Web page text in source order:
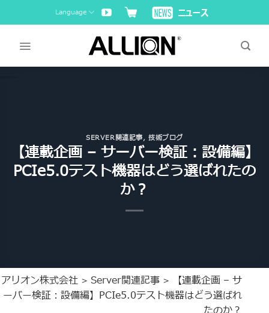
to
Language
SERVER関連記事, 技術ブログ
【連載企画 – サーバー検証：設備編】
PCIe5.0テスト機器はどう選ばれたの
か？
アリオン株式会社 > Server関連記事 >
【連載企画 – サ
ーバー検証：設備編】PCIe5.0テスト機器はどう選ばれ